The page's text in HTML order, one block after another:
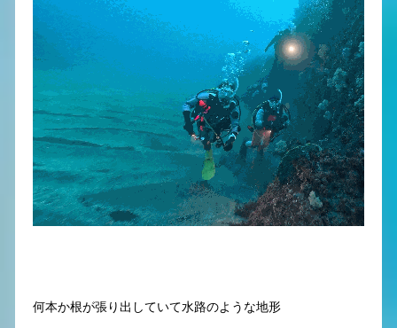
何本か根が張り出していて水路のような地形